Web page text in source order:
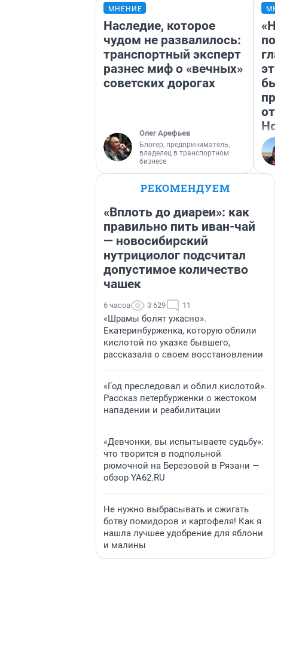
МНЕНИЕ
Наследие, которое
чудом не развалилось:
транспортный эксперт
разнес миф о «вечных»
советских дорогах
Олег Арефьев
Блогер, предприниматель,
владелец в транспортном
бизнесе
этого
бьет
РЕКОМЕНДУЕМ
«Вплоть до диареи»: как
правильно пить иван-чай
— новосибирский
нутрициолог подсчитал
допустимое количество
чашек
6 часов 3 629 11
«Шрамы болят ужасно».
Екатеринбурженка, которую облили
кислотой по указке бывшего,
рассказала о своем восстановлении
«Год преследовал и облил кислотой».
Рассказ петербурженки о жестоком
нападении и реабилитации
«Девчонки, вы испытываете судьбу»:
что творится в подпольной
рюмочной на Березовой в Рязани —
обзор YA62.RU
Не нужно выбрасывать и сжигать
ботву помидоров и картофеля! Как я
нашла лучшее удобрение для яблони
и малины